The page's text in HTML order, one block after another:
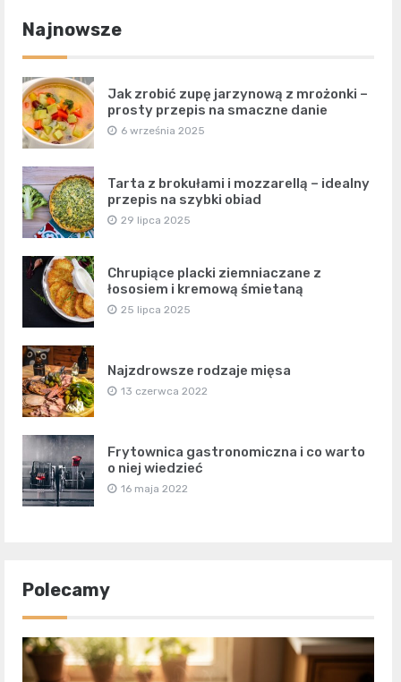
Najnowsze
Jak zrobić zupę jarzynową z mrożonki –
prosty przepis na smaczne danie
6 września 2025
Tarta z brokułami i mozzarellą – idealny
przepis na szybki obiad
29 lipca 2025
Chrupiące placki ziemniaczane z
łososiem i kremową śmietaną
25 lipca 2025
Najzdrowsze rodzaje mięsa
13 czerwca 2022
Frytownica gastronomiczna i co warto
o niej wiedzieć
16 maja 2022
Polecamy